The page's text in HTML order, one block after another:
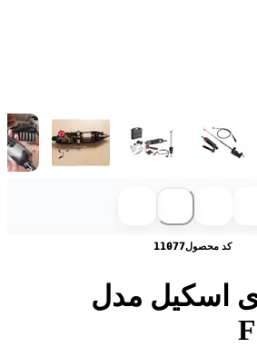
کد محصول11077
اسکیل مدل